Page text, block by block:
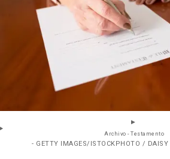
Archivo - Testamento
- GETTY IMAGES/ISTOCKPHOTO / DAISY